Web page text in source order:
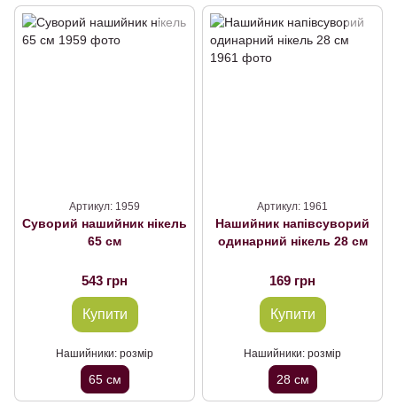
Артикул: 1959
Суворий нашийник нікель
65 см
543 грн
Купити
Нашийники: розмір
65 см
Артикул: 1961
Нашийник напівсуворий
одинарний нікель 28 см
169 грн
Купити
Нашийники: розмір
28 см